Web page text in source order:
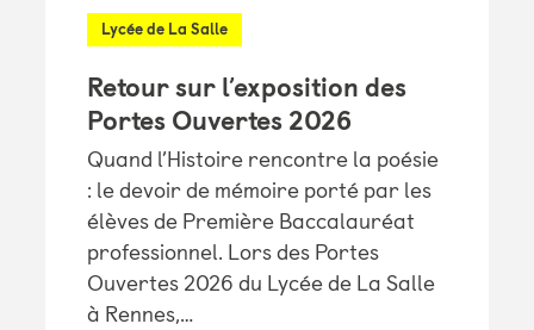
Lycée de La Salle
Retour sur l’exposition des
Portes Ouvertes 2026
Quand l’Histoire rencontre la poésie
: le devoir de mémoire porté par les
élèves de Première Baccalauréat
professionnel. Lors des Portes
Ouvertes 2026 du Lycée de La Salle
à Rennes,…